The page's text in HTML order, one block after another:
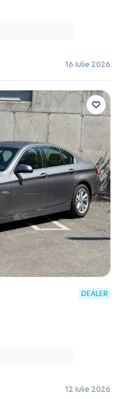
16 Iulie 2026
DEALER
12 Iulie 2026